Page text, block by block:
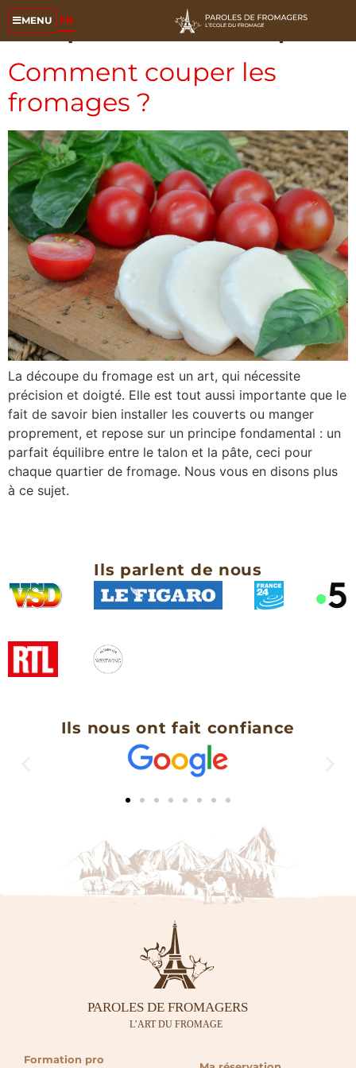
MENU FR
Étiquette :decoupe
Comment couper les
fromages ?
La découpe du fromage est un art, qui nécessite
précision et doigté. Elle est tout aussi importante que le
fait de savoir bien installer les couverts ou manger
proprement, et repose sur un principe fondamental : un
parfait équilibre entre le talon et la pâte, ceci pour
chaque quartier de fromage. Nous vous en disons plus
à ce sujet.
Ils parlent de nous
Ils nous ont fait confiance
Formation pro